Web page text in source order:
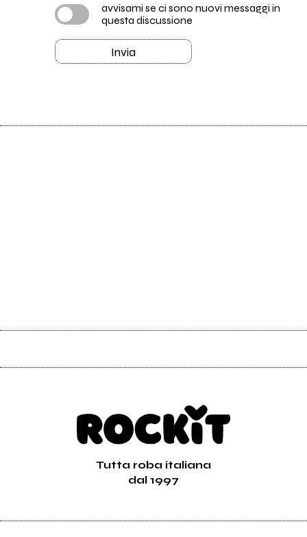
avvisami se ci sono nuovi messaggi in
questa discussione
Invia
Tutta roba italiana
dal 1997